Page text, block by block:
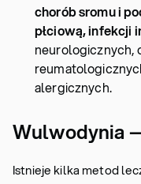
chorób sromu i
płciową,infekcji
neurologicznych,
alergicznych.
Wulwodynia
Istnieje kilka metod